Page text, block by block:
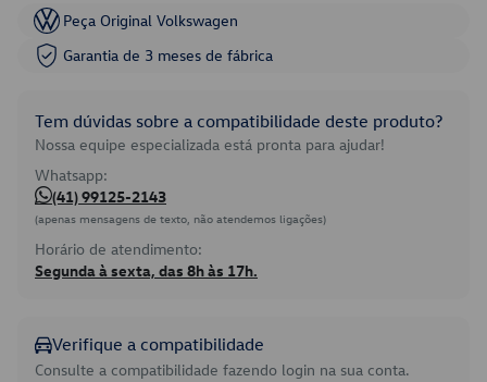
Peça Original Volkswagen
Garantia de 3 meses de fábrica
Tem dúvidas sobre a compatibilidade deste produto?
Nossa equipe especializada está pronta para ajudar!
Whatsapp:
(41) 99125-2143
(apenas mensagens de texto, não atendemos ligações)
Horário de atendimento:
Segunda à sexta, das 8h às 17h.
Verifique a compatibilidade
Consulte a compatibilidade fazendo login na sua conta.